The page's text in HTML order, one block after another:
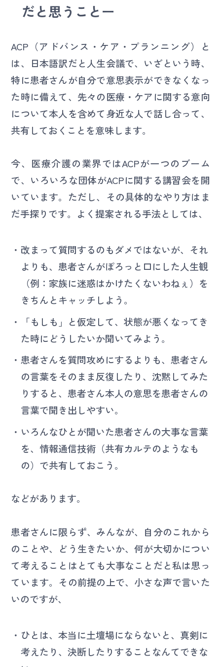
だと思うことー
ACP（アドバンス・ケア・プランニング）と
は、日本語訳だと人生会議で、いざという時、
特に患者さんが自分で意思表示ができなくなっ
た時に備えて、先々の医療・ケアに関する意向
について本人を含めて身近な人で話し合って、
共有しておくことを意味します。
今、医療介護の業界ではACPが一つのブーム
で、いろいろな団体がACPに関する講習会を開
いています。ただし、その具体的なやり方はま
だ手探りです。よく提案される手法としては、
改まって質問するのもダメではないが、それ
よりも、患者さんがぽろっと口にした人生観
（例：家族に迷惑はかけたくないわねぇ）を
きちんとキャッチしよう。
「もしも」と仮定して、状態が悪くなってき
た時にどうしたいか聞いてみよう。
患者さんを質問攻めにするよりも、患者さん
の言葉をそのまま反復したり、沈黙してみた
りすると、患者さん本人の意思を患者さんの
言葉で聞き出しやすい。
いろんなひとが聞いた患者さんの大事な言葉
を、情報通信技術（共有カルテのようなも
の）で共有しておこう。
などがあります。
患者さんに限らず、みんなが、自分のこれから
のことや、どう生きたいか、何が大切かについ
て考えることはとても大事なことだと私は思っ
ています。その前提の上で、小さな声で言いた
いのですが、
ひとは、本当に土壇場にならないと、真剣に
考えたり、決断したりすることなんてできな